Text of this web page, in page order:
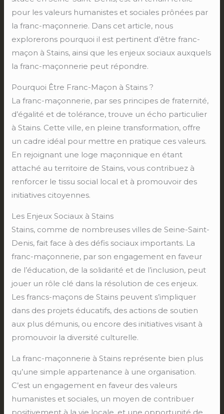
pour les valeurs humanistes et sociales prônées par
la franc-maçonnerie. Dans cet article, nous
explorerons pourquoi il est pertinent d’être franc-
maçon à Stains, ainsi que les enjeux sociaux auxquels
la franc-maçonnerie peut répondre.
Pourquoi Être Franc-Maçon à Stains ?
La franc-maçonnerie, par ses principes de fraternité,
d’égalité et de tolérance, trouve un écho particulier
à Stains. Cette ville, en pleine transformation, offre
un cadre idéal pour mettre en pratique ces valeurs.
En rejoignant une loge maçonnique en étant
attaché au territoire de Stains, vous contribuez à
renforcer le tissu social local et à promouvoir des
initiatives citoyennes.
Les Enjeux Sociaux à Stains
Stains, comme de nombreuses villes de Seine-Saint-
Denis, fait face à des défis sociaux importants. La
franc-maçonnerie, par son engagement en faveur
de l’éducation, de la solidarité et de l’inclusion, peut
jouer un rôle clé dans la résolution de ces enjeux.
Les francs-maçons de Stains peuvent s’impliquer
dans des projets éducatifs, des actions de soutien
aux plus démunis, ou encore des initiatives visant à
promouvoir la diversité culturelle.
La franc-maçonnerie à Stains représente bien plus
qu’une simple appartenance à une organisation.
C’est un engagement en faveur des valeurs
humanistes et sociales, un moyen de contribuer